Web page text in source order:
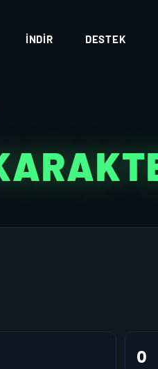
İNDIR DESTEK
0